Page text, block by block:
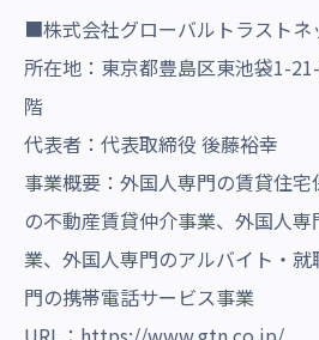
■株式会社グローバルトラスト
所在地：東京都豊島区東池袋1-
階
代表者：代表取締役 後藤裕幸
事業概要：外国人専門の賃貸住
の不動産賃貸仲介事業、外国人
業、外国人専門のアルバイト・
門の携帯電話サービス事業